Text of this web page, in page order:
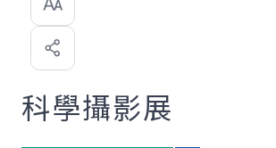
選
喜
歡
科學攝影展